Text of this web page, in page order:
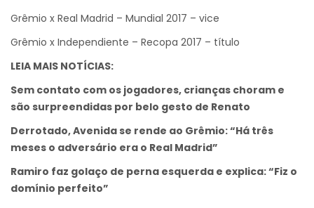
Grêmio x Real Madrid – Mundial 2017 – vice
Grêmio x Independiente – Recopa 2017 – título
LEIA MAIS NOTÍCIAS:
Sem contato com os jogadores, crianças choram e
são surpreendidas por belo gesto de Renato
Derrotado, Avenida se rende ao Grêmio: “Há três
meses o adversário era o Real Madrid”
Ramiro faz golaço de perna esquerda e explica: “Fiz o
domínio perfeito”